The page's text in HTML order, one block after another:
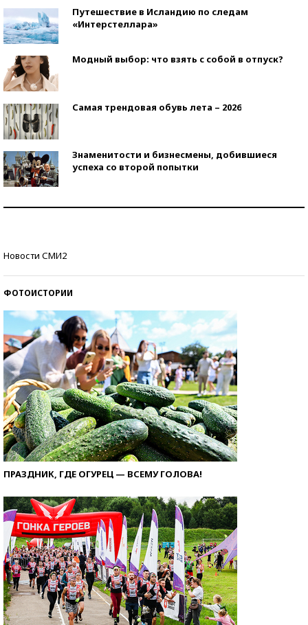
Путешествие в Исландию по следам
«Интерстеллара»
Модный выбор: что взять с собой в отпуск?
Самая трендовая обувь лета – 2026
Знаменитости и бизнесмены, добившиеся
успеха со второй попытки
Новости СМИ2
ФОТОИСТОРИИ
ПРАЗДНИК, ГДЕ ОГУРЕЦ — ВСЕМУ ГОЛОВА!